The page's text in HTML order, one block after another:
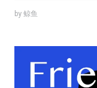
by 鲸鱼